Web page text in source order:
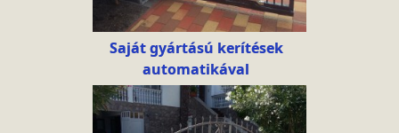
Saját gyártású kerítések
automatikával